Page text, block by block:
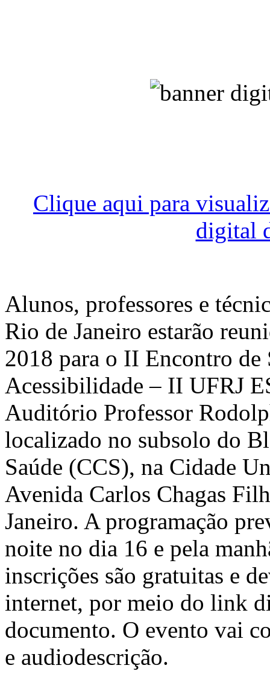
Clique aqui para
digital
Alunos, professores e
Rio de Janeiro estarão
2018 para o II Encontro
Acessibilidade – II UFRJ
Auditório Professor
localizado no subsolo do
Saúde (CCS), na Cidade
Avenida Carlos Chagas
Janeiro. A programação
noite no dia 16 e pela
inscrições são gratuitas e
internet, por meio do link
documento. O evento vai
e audiodescrição.